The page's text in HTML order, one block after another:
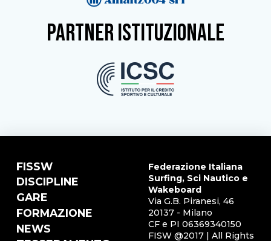
partner istituzionale
FISSW
DISCIPLINE
GARE
FORMAZIONE
NEWS
Federazione Italiana
Surfing, Sci Nautico e
Wakeboard
Via G.B. Piranesi, 46
20137 - Milano
CF e PI 06369340150
FISW @2017 | All Rights